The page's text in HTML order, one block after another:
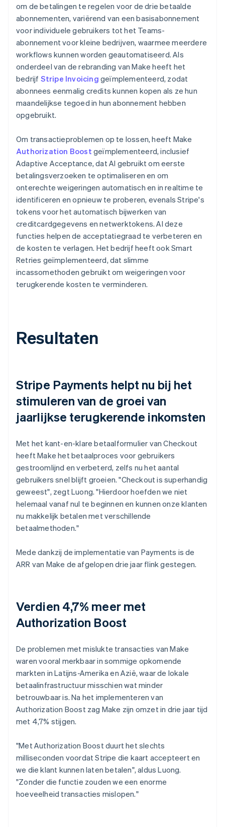
om de betalingen te regelen voor de drie betaalde
abonnementen, variërend van een basisabonnement
voor individuele gebruikers tot het Teams-
abonnement voor kleine bedrijven, waarmee meerdere
workflows kunnen worden geautomatiseerd. Als
onderdeel van de rebranding van Make heeft het
bedrijf Stripe Invoicing geïmplementeerd, zodat
abonnees eenmalig credits kunnen kopen als ze hun
maandelijkse tegoed in hun abonnement hebben
opgebruikt.
Om transactieproblemen op te lossen, heeft Make
Authorization Boost geïmplementeerd, inclusief
Adaptive Acceptance, dat AI gebruikt om eerste
betalingsverzoeken te optimaliseren en om
onterechte weigeringen automatisch en in realtime te
identificeren en opnieuw te proberen, evenals Stripe's
tokens voor het automatisch bijwerken van
creditcardgegevens en netwerktokens. Al deze
functies helpen de acceptatiegraad te verbeteren en
de kosten te verlagen. Het bedrijf heeft ook Smart
Retries geïmplementeerd, dat slimme
incassomethoden gebruikt om weigeringen voor
terugkerende kosten te verminderen.
Resultaten
Stripe Payments helpt nu bij het
stimuleren van de groei van
jaarlijkse terugkerende inkomsten
Met het kant-en-klare betaalformulier van Checkout
heeft Make het betaalproces voor gebruikers
gestroomlijnd en verbeterd, zelfs nu het aantal
gebruikers snel blijft groeien. "Checkout is superhandig
geweest", zegt Luong. "Hierdoor hoefden we niet
helemaal vanaf nul te beginnen en kunnen onze klanten
nu makkelijk betalen met verschillende
betaalmethoden."
Mede dankzij de implementatie van Payments is de
ARR van Make de afgelopen drie jaar flink gestegen.
Verdien 4,7% meer met
Authorization Boost
De problemen met mislukte transacties van Make
waren vooral merkbaar in sommige opkomende
markten in Latijns-Amerika en Azië, waar de lokale
betaalinfrastructuur misschien wat minder
betrouwbaar is. Na het implementeren van
Authorization Boost zag Make zijn omzet in drie jaar tijd
met 4,7% stijgen.
"Met Authorization Boost duurt het slechts
milliseconden voordat Stripe die kaart accepteert en
we die klant kunnen laten betalen", aldus Luong.
"Zonder die functie zouden we een enorme
hoeveelheid transacties mislopen."